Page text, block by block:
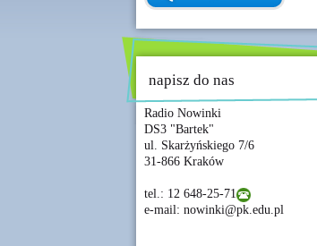
napisz do nas
Radio Nowinki
DS3 "Bartek"
ul. Skarżyńskiego 7/6
31-866 Kraków
tel.: 12 648-25-71
e-mail: nowinki@pk.edu.pl